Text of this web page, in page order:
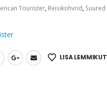
Tourister, Reisikohvrid,
LISA